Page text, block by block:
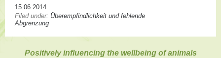
15.06.2014
Filed under: Überempfindlichkeit und fehlende
Abgrenzung
Positively influencing the wellbeing of animals